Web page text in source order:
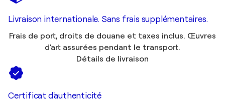
Livraison internationale. Sans frais supplémentaires.
Frais de port, droits de douane et taxes inclus. Œuvres
d'art assurées pendant le transport.
Détails de livraison
Certificat d'authenticité